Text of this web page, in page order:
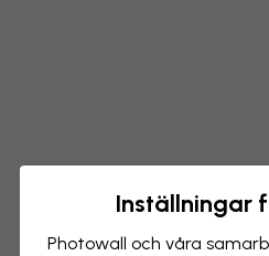
Inställningar
Photowall och våra